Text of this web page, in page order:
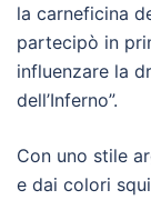
la carneficina
partecipò in
influenzare la
dell’Inferno”.
Con uno stile
e dai colori